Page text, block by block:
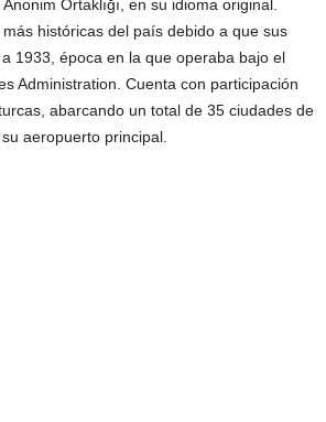
Ortaklığı, en su idioma original.
históricas del país debido a que sus
1933, época en la que operaba bajo el
Administration. Cuenta con participación
abarcando un total de 35 ciudades de
aeropuerto principal.